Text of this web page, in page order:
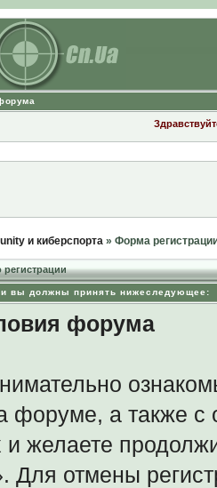
и киберспорта» Форма
вы должны принять нижеследующее:
форума
форуме, а также
желаете
Для отмены